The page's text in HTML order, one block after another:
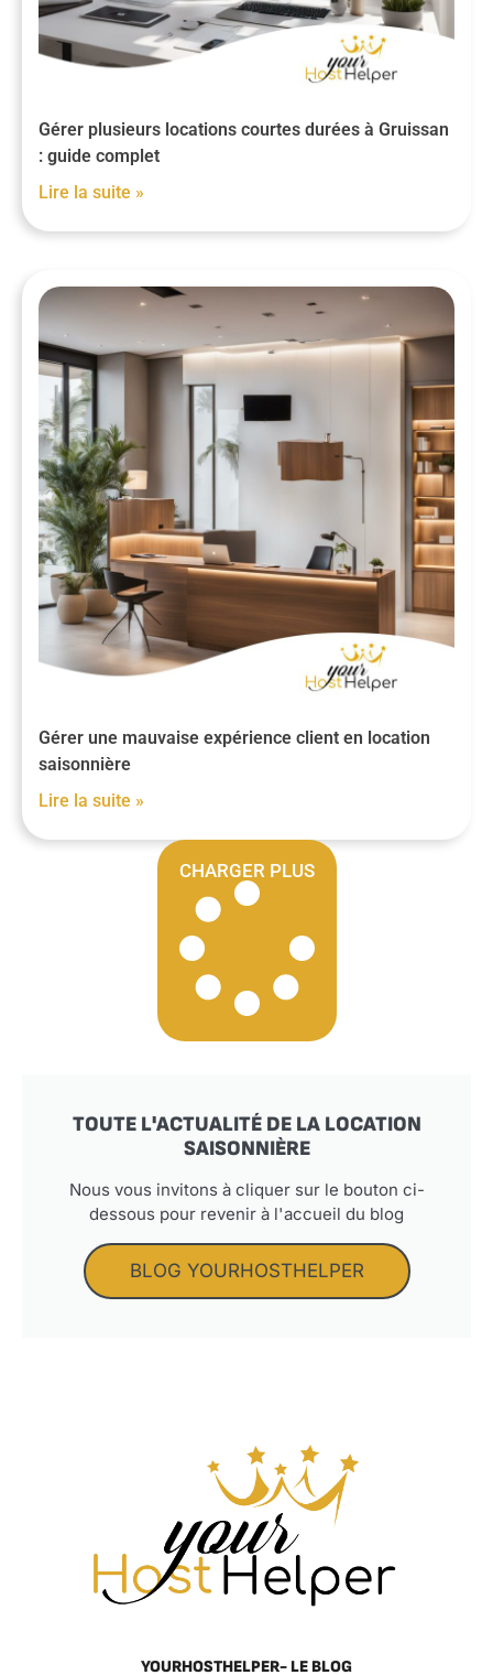
Gérer plusieurs locations courtes durées à Gruissan
: guide complet
Lire la suite »
Gérer une mauvaise expérience client en location
saisonnière
Lire la suite »
CHARGER PLUS
TOUTE L'ACTUALITÉ DE LA LOCATION
SAISONNIÈRE
Nous vous invitons à cliquer sur le bouton ci-
dessous pour revenir à l'accueil du blog
BLOG YOURHOSTHELPER
YOURHOSTHELPER- LE BLOG